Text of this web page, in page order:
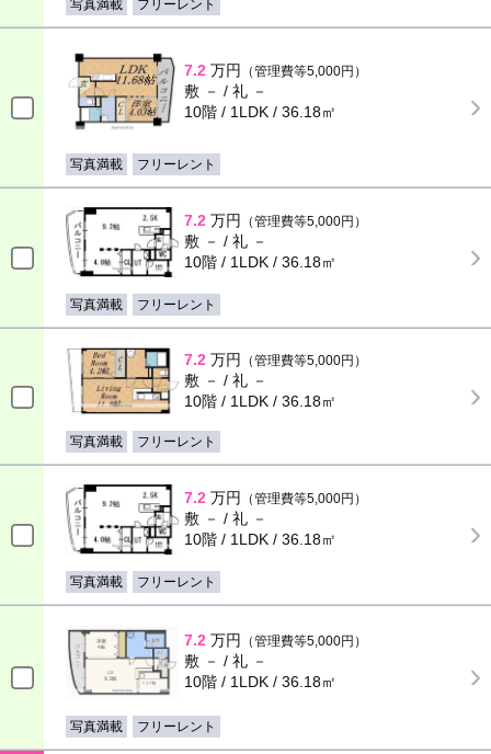
写真満載 フリーレント
7.2 万円 （管理費等5,000円）
敷 － / 礼 －
10階 / 1LDK / 36.18㎡
写真満載 フリーレント
7.2 万円 （管理費等5,000円）
敷 － / 礼 －
10階 / 1LDK / 36.18㎡
写真満載 フリーレント
7.2 万円 （管理費等5,000円）
敷 － / 礼 －
10階 / 1LDK / 36.18㎡
写真満載 フリーレント
7.2 万円 （管理費等5,000円）
敷 － / 礼 －
10階 / 1LDK / 36.18㎡
写真満載 フリーレント
7.2 万円 （管理費等5,000円）
敷 － / 礼 －
10階 / 1LDK / 36.18㎡
写真満載 フリーレント